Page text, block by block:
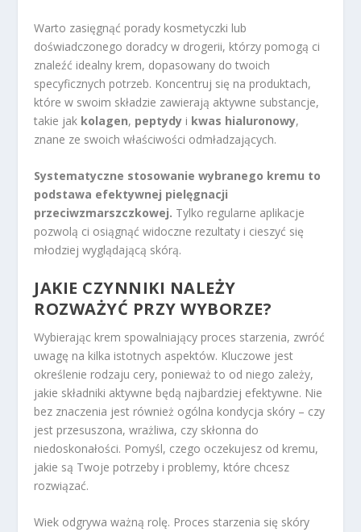
Warto zasięgnąć porady kosmetyczki lub
doświadczonego doradcy w drogerii, którzy pomogą ci
znaleźć idealny krem, dopasowany do twoich
specyficznych potrzeb. Koncentruj się na produktach,
które w swoim składzie zawierają aktywne substancje,
takie jak kolagen, peptydy i kwas hialuronowy,
znane ze swoich właściwości odmładzających.
Systematyczne stosowanie wybranego kremu to
podstawa efektywnej pielęgnacji
przeciwzmarszczkowej. Tylko regularne aplikacje
pozwolą ci osiągnąć widoczne rezultaty i cieszyć się
młodziej wyglądającą skórą.
JAKIE CZYNNIKI NALEŻY
ROZWAŻYĆ PRZY WYBORZE?
Wybierając krem spowalniający proces starzenia, zwróć
uwagę na kilka istotnych aspektów. Kluczowe jest
określenie rodzaju cery, ponieważ to od niego zależy,
jakie składniki aktywne będą najbardziej efektywne. Nie
bez znaczenia jest również ogólna kondycja skóry – czy
jest przesuszona, wrażliwa, czy skłonna do
niedoskonałości. Pomyśl, czego oczekujesz od kremu,
jakie są Twoje potrzeby i problemy, które chcesz
rozwiązać.
Wiek odgrywa ważną rolę. Proces starzenia się skóry